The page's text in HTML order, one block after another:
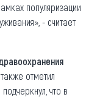
популяризации
- считает
отметил
что в